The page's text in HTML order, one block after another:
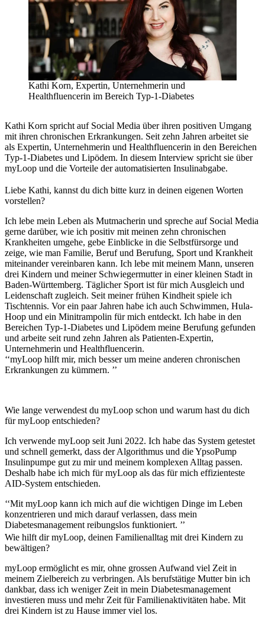
Kathi Korn, Expertin, Unternehmerin und
Healthfluencerin im Bereich Typ-1-Diabetes
Kathi Korn spricht auf Social Media über ihren positiven Umgang
mit ihren chronischen Erkrankungen. Seit zehn Jahren arbeitet sie
als Expertin, Unternehmerin und Healthfluencerin in den Bereichen
Typ-1-Diabetes und Lipödem. In diesem Interview spricht sie über
myLoop und die Vorteile der automatisierten Insulinabgabe.
Liebe Kathi, kannst du dich bitte kurz in deinen eigenen Worten
vorstellen?
Ich lebe mein Leben als Mutmacherin und spreche auf Social Media
gerne darüber, wie ich positiv mit meinen zehn chronischen
Krankheiten umgehe, gebe Einblicke in die Selbstfürsorge und
zeige, wie man Familie, Beruf und Berufung, Sport und Krankheit
miteinander vereinbaren kann. Ich lebe mit meinem Mann, unseren
drei Kindern und meiner Schwiegermutter in einer kleinen Stadt in
Baden-Württemberg. Täglicher Sport ist für mich Ausgleich und
Leidenschaft zugleich. Seit meiner frühen Kindheit spiele ich
Tischtennis. Vor ein paar Jahren habe ich auch Schwimmen, Hula-
Hoop und ein Minitrampolin für mich entdeckt. Ich habe in den
Bereichen Typ-1-Diabetes und Lipödem meine Berufung gefunden
und arbeite seit rund zehn Jahren als Patienten-Expertin,
Unternehmerin und Healthfluencerin.
‘‘myLoop hilft mir, mich besser um meine anderen chronischen
Erkrankungen zu kümmern. ’’
Wie lange verwendest du myLoop schon und warum hast du dich
für myLoop entschieden?
Ich verwende myLoop seit Juni 2022. Ich habe das System getestet
und schnell gemerkt, dass der Algorithmus und die YpsoPump
Insulinpumpe gut zu mir und meinem komplexen Alltag passen.
Deshalb habe ich mich für myLoop als das für mich effizienteste
AID-System entschieden.
‘‘Mit myLoop kann ich mich auf die wichtigen Dinge im Leben
konzentrieren und mich darauf verlassen, dass mein
Diabetesmanagement reibungslos funktioniert. ’’
Wie hilft dir myLoop, deinen Familienalltag mit drei Kindern zu
bewältigen?
myLoop ermöglicht es mir, ohne grossen Aufwand viel Zeit in
meinem Zielbereich zu verbringen. Als berufstätige Mutter bin ich
dankbar, dass ich weniger Zeit in mein Diabetesmanagement
investieren muss und mehr Zeit für Familienaktivitäten habe. Mit
drei Kindern ist zu Hause immer viel los.